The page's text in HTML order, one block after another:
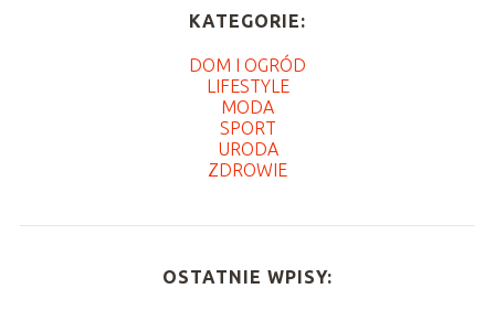
KATEGORIE:
DOM I OGRÓD
LIFESTYLE
MODA
SPORT
URODA
ZDROWIE
OSTATNIE WPISY: